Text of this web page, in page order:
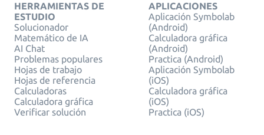
HERRAMIENTAS DE
ESTUDIO
Solucionador
Matemático de IA
AI Chat
Problemas populares
Hojas de trabajo
Hojas de referencia
Calculadoras
Calculadora gráfica
Verificar solución
APLICACIONES
Aplicación Symbolab
(Android)
Calculadora gráfica
(Android)
Practica (Android)
Aplicación Symbolab
(iOS)
Calculadora gráfica
(iOS)
Practica (iOS)